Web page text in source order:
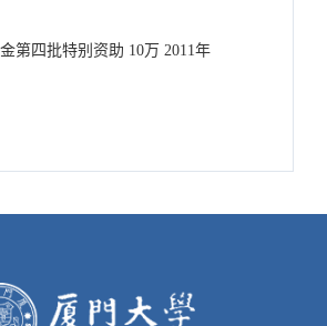
第四批特别资助 10万 2011年